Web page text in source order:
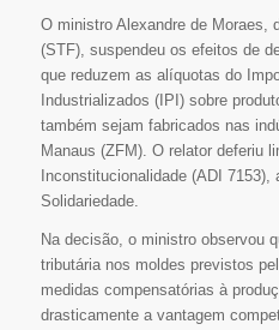
O ministro Alexandre de Moraes,
(STF), suspendeu os efeitos de
que reduzem as alíquotas do
Industrializados (IPI) sobre
também sejam fabricados nas
Manaus (ZFM). O relator deferiu
Inconstitucionalidade (ADI 7153),
Solidariedade.
Na decisão, o ministro observou
tributária nos moldes previstos
medidas compensatórias à
drasticamente a vantagem